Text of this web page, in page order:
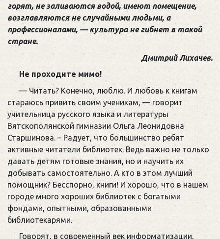
горят, не заливаются водой, имеют помещение,
возглавляются не случайными людьми, а
профессионалами, — культура не гибнет в такой
стране.
Дмитрий Лихачев.
Не проходите мимо!
— Читать? Конечно, люблю. И любовь к книгам
стараюсь привить своим ученикам, — говорит
учительница русского языка и литературы
Вятскополянской гимназии Ольга Леонидовна
Старшинова. – Радует, что большинство ребят
активные читатели библиотек. Ведь важно не только
давать детям готовые знания, но и научить их
добывать самостоятельно. А кто в этом лучший
помощник? Бесспорно, книги! И хорошо, что в нашем
городе много хороших библиотек с богатыми
фондами, опытными, образованными
библиотекарями.
Говорят, в современный век информатизации,